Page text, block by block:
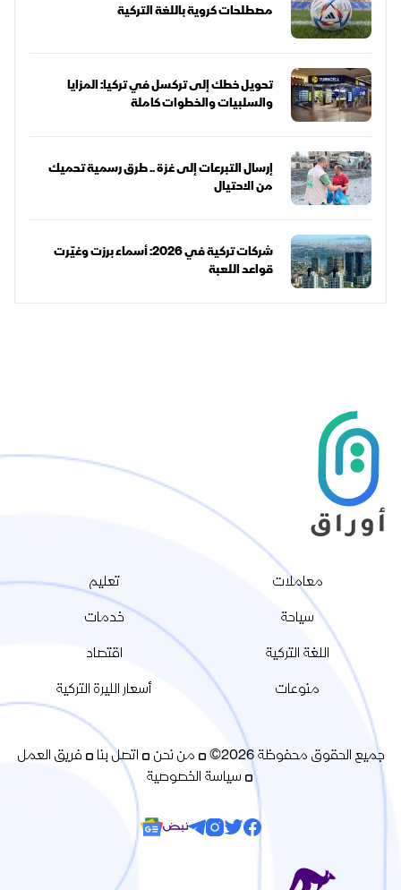
مصطلحات كروية باللغة التركية
تحويل خطك إلى تركسل في تركيا: المزايا
والسلبيات والخطوات كاملة
إرسال التبرعات إلى غزة .. طرق رسمية تحميك
من الاحتيال
شركات تركية في 2026: أسماء برزت وغيّرت
قواعد اللعبة
معاملات
تعليم
سياحة
خدمات
اللغة التركية
اقتصاد
منوعات
أسعار الليرة التركية
جميع الحقوق محفوظة 2026© من نحن اتصل بنا
فريق العمل
سياسة الخصوصية